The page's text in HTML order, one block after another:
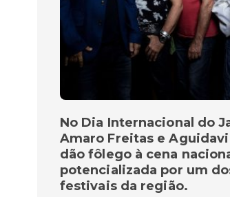
No Dia Internacional do
Amaro Freitas e
dão fôlego à cena
potencializada por um
festivais da região.